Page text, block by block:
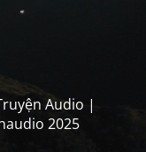
Audio |
2025